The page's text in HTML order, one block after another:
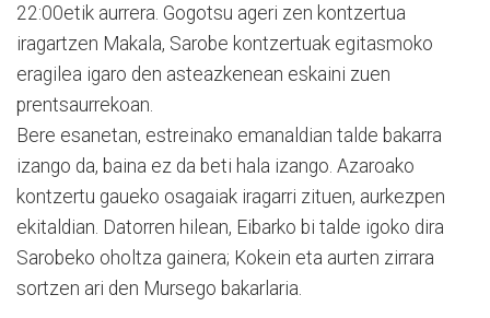
22:00etik aurrera. Gogotsu ageri zen kontzertua
iragartzen Makala, Sarobe kontzertuak egitasmoko
eragilea igaro den asteazkenean eskaini zuen
prentsaurrekoan.
Bere esanetan, estreinako emanaldian talde bakarra
izango da, baina ez da beti hala izango. Azaroako
kontzertu gaueko osagaiak iragarri zituen, aurkezpen
ekitaldian. Datorren hilean, Eibarko bi talde igoko dira
Sarobeko oholtza gainera; Kokein eta aurten zirrara
sortzen ari den Mursego bakarlaria.